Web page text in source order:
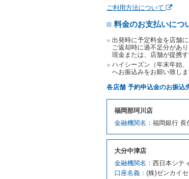
前項の場合、第
第３項の場合、
第６条（免責）
当社及び借受人
何らの請求をし
第３章／貸
ます。ただし、
該当する場合を
運転者は、貸渡
当社は、監督官
許の種類及び運
ご利用方法について
料金のお支払いにつ
出発時に予定料金を店舗
ご返却時に過不足分があ
現金または、店舗が提携
ハイシーズン（年末年始
へお振込みをお願い致し
各店舗 予約申込金のお振込
福岡那珂川店
金融機関名： 福岡銀行 長
大分中津店
金融機関名： 西日本シテ
口座名義： (株)ゼンカイ